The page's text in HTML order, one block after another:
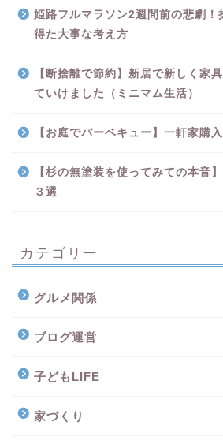
姫路フルマラソン2週間前の悲劇！
得た大事な考え方
【断捨離で節約】新居で新しく家
ていけました（ミニマム生活）
【お庭でバーベキュー】一軒家購
【杉の無塗装を使ってみての本音
３選
カテゴリー
グルメ関係
ブログ運営
子どもLIFE
家づくり